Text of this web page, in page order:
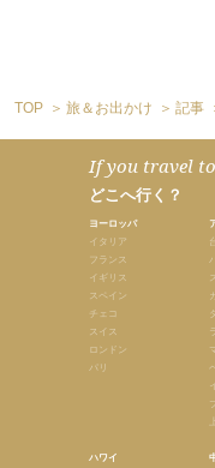
TOP 旅＆お出かけ 記事
If you travel
どこへ行く？
ヨーロッパ
イタリア
フランス
イギリス
スペイン
チェコ
スイス
ロンドン
パリ
ハワイ